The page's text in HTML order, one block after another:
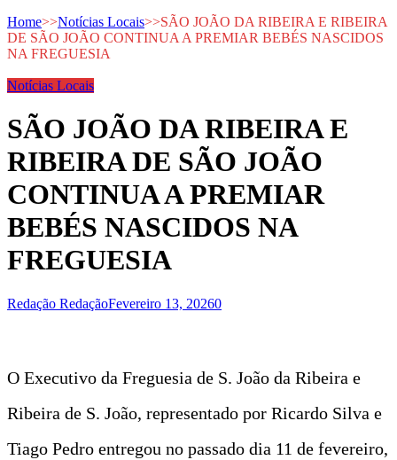
Home>>Notícias Locais>>SÃO JOÃO DA RIBEIRA E RIBEIRA
DE SÃO JOÃO CONTINUA A PREMIAR BEBÉS NASCIDOS
NA FREGUESIA
Notícias Locais
SÃO JOÃO DA RIBEIRA E
RIBEIRA DE SÃO JOÃO
CONTINUA A PREMIAR
BEBÉS NASCIDOS NA
FREGUESIA
Redação RedaçãoFevereiro 13, 20260
O Executivo da Freguesia de S. João da Ribeira e
Ribeira de S. João, representado por Ricardo Silva e
Tiago Pedro entregou no passado dia 11 de fevereiro,